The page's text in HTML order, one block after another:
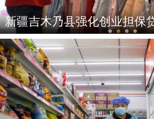
新疆吉木乃县强化创业担保